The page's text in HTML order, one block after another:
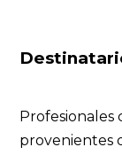
Profesionales
provenientes